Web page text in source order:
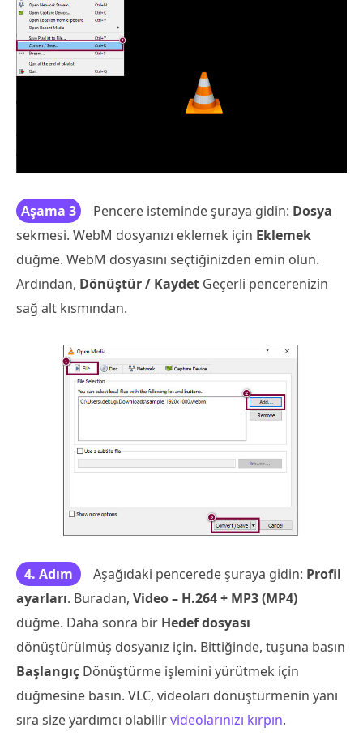
Aşama 3 Pencere isteminde şuraya gidin: Dosya
sekmesi. WebM dosyanızı eklemek için Eklemek
düğme. WebM dosyasını seçtiğinizden emin olun.
Ardından, Dönüştür / Kaydet Geçerli pencerenizin
sağ alt kısmından.
4. Adım Aşağıdaki pencerede şuraya gidin: Profil
ayarları. Buradan, Video – H.264 + MP3 (MP4)
düğme. Daha sonra bir Hedef dosyası
dönüştürülmüş dosyanız için. Bittiğinde, tuşuna basın
Başlangıç Dönüştürme işlemini yürütmek için
düğmesine basın. VLC, videoları dönüştürmenin yanı
sıra size yardımcı olabilirvideolarınızı kırpın.